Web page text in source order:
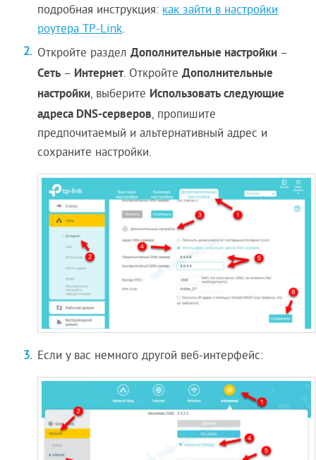
подробная инструкция:как зайти в настройки
роутера TP-Link.
Откройте разделДополнительные настройки –
Сеть – Интернет. ОткройтеДополнительные
настройки, выберите Использовать следующие
адреса DNS-серверов, пропишите
предпочитаемый и альтернативный адрес и
сохраните настройки.
Если у вас немного другой веб-интерфейс: